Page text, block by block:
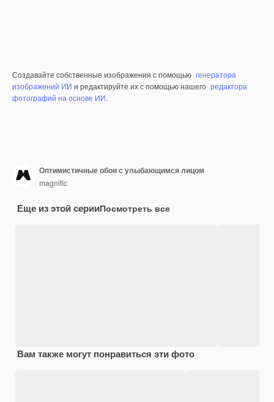
Создавайте собственные изображения с помощью генератора
изображений ИИ и редактируйте их с помощью нашего редактора
фотографий на основе ИИ.
Оптимистичные обои с улыбающимся лицом
magnific
Еще из этой серииПосмотреть все
Вам также могут понравиться эти фото